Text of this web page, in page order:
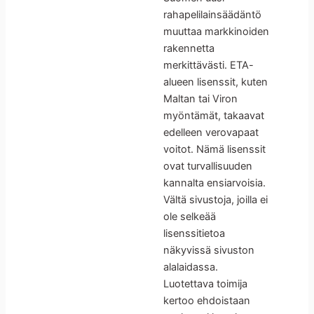
rahapelilainsäädäntö
muuttaa markkinoiden
rakennetta
merkittävästi. ETA-
alueen lisenssit, kuten
Maltan tai Viron
myöntämät, takaavat
edelleen verovapaat
voitot. Nämä lisenssit
ovat turvallisuuden
kannalta ensiarvoisia.
Vältä sivustoja, joilla ei
ole selkeää
lisenssitietoa
näkyvissä sivuston
alalaidassa.
Luotettava toimija
kertoo ehdoistaan